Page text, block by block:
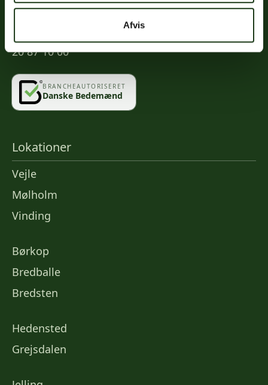
Afvis
Kontakt
info@vahlogwetche.dk
20 87 10 00
BRANCHEAUTORISERET
Danske Bedemænd
Lokationer
Vejle
Mølholm
Vinding
Børkop
Bredballe
Bredsten
Hedensted
Grejsdalen